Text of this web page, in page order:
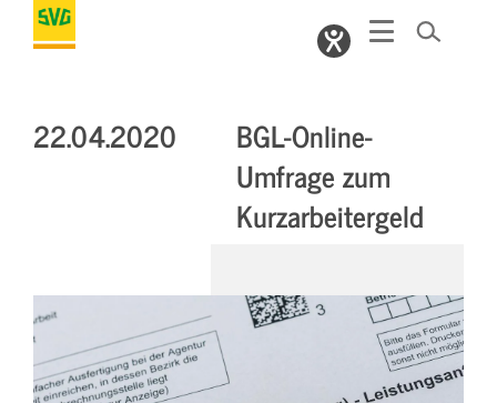
22.04.2020
BGL-Online-
Umfrage zum
Kurzarbeitergeld